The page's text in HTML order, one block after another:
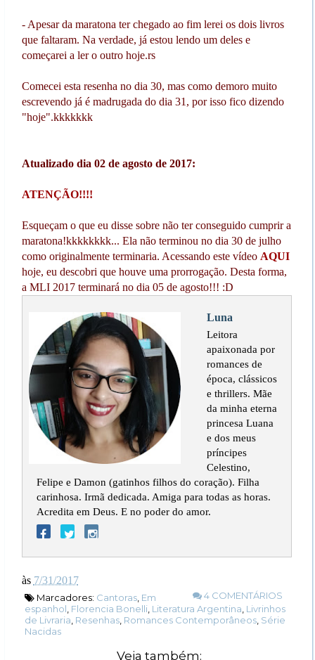
- Apesar da maratona ter chegado ao fim lerei os dois livros
que faltaram. Na verdade, já estou lendo um deles e
começarei a ler o outro hoje.rs
Comecei esta resenha no dia 30, mas como demoro muito
escrevendo já é madrugada do dia 31, por isso fico dizendo
"hoje".kkkkkkk
Atualizado dia 02 de agosto de 2017:
ATENÇÃO!!!!
Esqueçam o que eu disse sobre não ter conseguido cumprir a
maratona!kkkkkkkk... Ela não terminou no dia 30 de julho
como originalmente terminaria. Acessando este vídeo AQUI
hoje, eu descobri que houve uma prorrogação. Desta forma,
a MLI 2017 terminará no dia 05 de agosto!!! :D
Luna
Leitora
apaixonada por
romances de
época, clássicos
e thrillers. Mãe
da minha eterna
princesa Luana
e dos meus
príncipes
Celestino,
Felipe e Damon (gatinhos filhos do coração). Filha
carinhosa. Irmã dedicada. Amiga para todas as horas.
Acredita em Deus. E no poder do amor.
às 7/31/2017
4 COMENTÁRIOS
Marcadores: Cantoras, Em
espanhol Florencia Bonelli Literatura Argentina Livrinhos
de Livraria Resenhas, Romances Contemporâneos, Série
Nacidas
Veja também: